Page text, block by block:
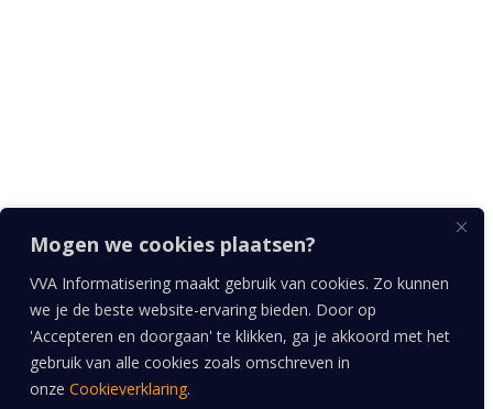
Mogen we cookies plaatsen?
VVA Informatisering maakt gebruik van cookies. Zo kunnen
we je de beste website-ervaring bieden. Door op
'Accepteren en doorgaan' te klikken, ga je akkoord met het
gebruik van alle cookies zoals omschreven in
onze Cookieverklaring.
Volg ons